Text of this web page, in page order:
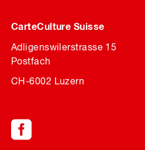
CarteCulture Suisse
Adligenswilerstrasse 15
Postfach
CH-6002 Luzern